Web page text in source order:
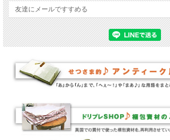
友達にメールですすめる